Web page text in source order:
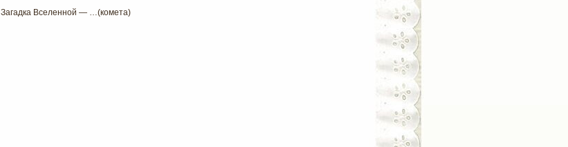
Загадка Вселенной — …(комета)